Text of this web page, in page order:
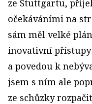
ze Stuttgartu,
očekáváními na
sám měl velké
inovativní
a povedou k
jsem s ním ale
ze schůzky